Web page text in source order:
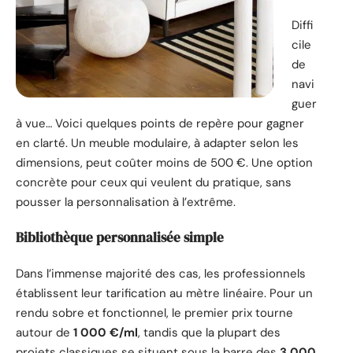
Diffi
cile
de
navi
guer
à vue… Voici quelques points de repère pour gagner
en clarté. Un meuble modulaire, à adapter selon les
dimensions, peut coûter moins de 500 €. Une option
concrète pour ceux qui veulent du pratique, sans
pousser la personnalisation à l’extrême.
Bibliothèque personnalisée simple
Dans l’immense majorité des cas, les professionnels
établissent leur tarification au mètre linéaire. Pour un
rendu sobre et fonctionnel, le premier prix tourne
autour de 1 000 €/ml, tandis que la plupart des